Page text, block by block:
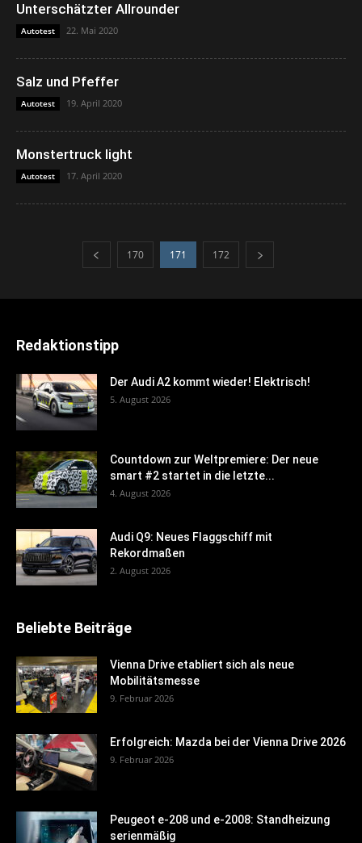
Unterschätzter Allrounder
Autotest 22. Mai 2020
Salz und Pfeffer
Autotest 19. April 2020
Monstertruck light
Autotest 17. April 2020
170 171 172
Redaktionstipp
Der Audi A2 kommt wieder! Elektrisch!
5. August 2026
Countdown zur Weltpremiere: Der neue
smart #2 startet in die letzte...
4. August 2026
Audi Q9: Neues Flaggschiff mit
Rekordmaßen
2. August 2026
Beliebte Beiträge
Vienna Drive etabliert sich als neue
Mobilitätsmesse
9. Februar 2026
Erfolgreich: Mazda bei der Vienna Drive 2026
9. Februar 2026
Peugeot e-208 und e-2008: Standheizung
serienmäßig